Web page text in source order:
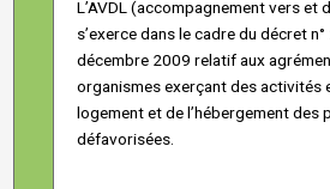
L’AVDL (accompagnement vers et
s’exerce dans le cadre du décret
décembre 2009 relatif aux
organismes exerçant des activités
logement et de l’hébergement des
défavorisées.